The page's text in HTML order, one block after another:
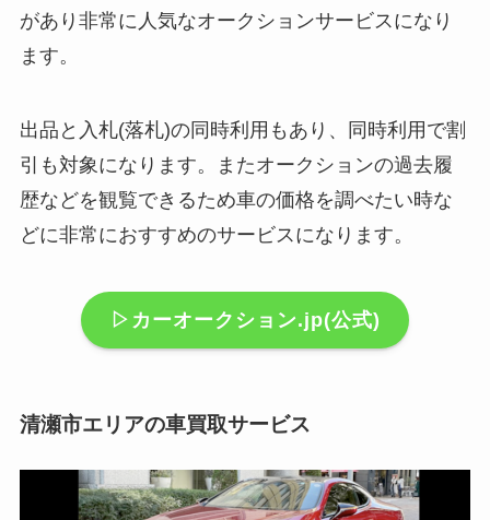
があり非常に人気なオークションサービスになり
ます。
出品と入札(落札)の同時利用もあり、同時利用で割
引も対象になります。またオークションの過去履
歴などを観覧できるため車の価格を調べたい時な
どに非常におすすめのサービスになります。
▷カーオークション.jp(公式)
清瀬市エリアの車買取サービス